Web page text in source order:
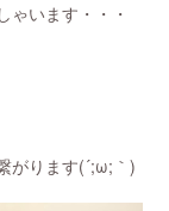
ゃいます・・・
がります(´;ω;｀)